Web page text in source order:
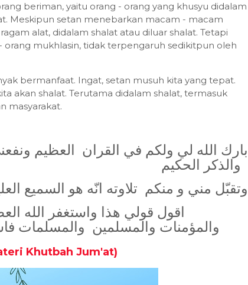
beriman, yaitu orang - orang yang khusyu didalam
Meskipun setan menebarkan macam - macam
alat, didalam shalat atau diluar shalat. Tetapi
orang mukhlasin, tidak terpengaruh sedikitpun oleh
bermanfaat. Ingat, setan musuh kita yang tepat.
akan shalat. Terutama didalam shalat, termasuk
masyarakat.
بارك الله لي ولكم في القران العظيم
..وتقبّل مني و منكم تلاوته انّه هو السميع
اقول قولي هذا واستغفر الله
والمؤمنات والمسلمين والمسلمات
Khutbah Jum'at)